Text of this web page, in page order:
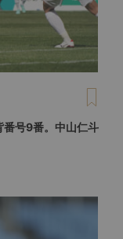
番号9番。中山仁斗